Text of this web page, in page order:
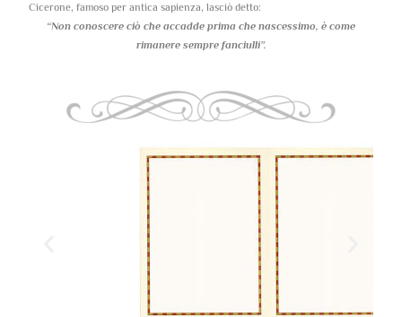
Cicerone, famoso per antica sapienza, lasciò detto:
“Non conoscere ciò che accadde prima che nascessimo, è come
rimanere sempre fanciulli”.